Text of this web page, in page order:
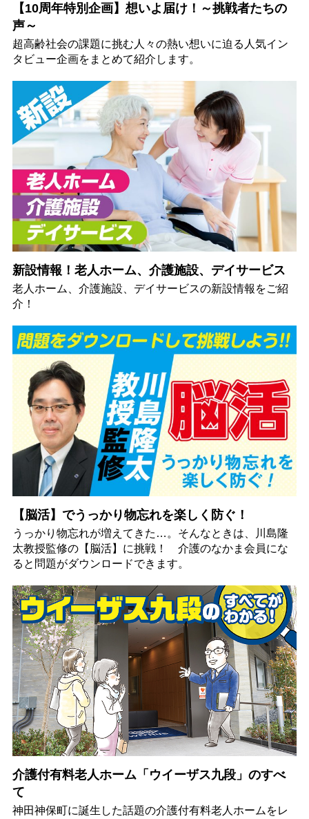
【10周年特別企画】想いよ届け！～挑戦者たちの
声～
超高齢社会の課題に挑む人々の熱い想いに迫る人気イン
タビュー企画をまとめて紹介します。
新設情報！老人ホーム、介護施設、デイサービス
老人ホーム、介護施設、デイサービスの新設情報をご紹
介！
【脳活】でうっかり物忘れを楽しく防ぐ！
うっかり物忘れが増えてきた…。そんなときは、川島隆
太教授監修の【脳活】に挑戦！ 介護のなかま会員にな
ると問題がダウンロードできます。
介護付有料老人ホーム「ウイーザス九段」のすべ
て
神田神保町に誕生した話題の介護付有料老人ホームをレ